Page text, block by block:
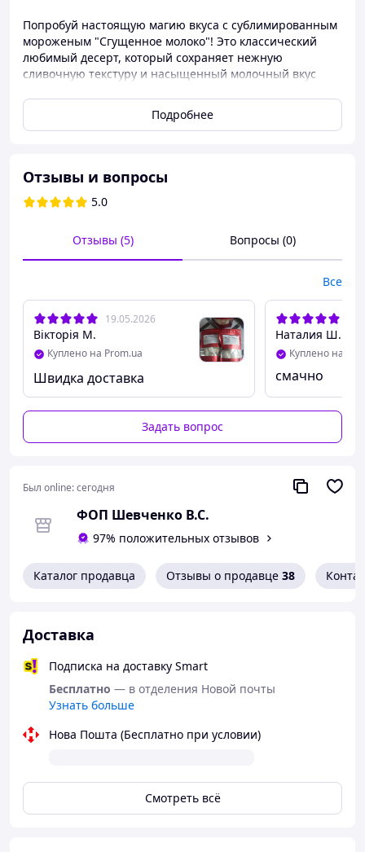
Попробуй настоящую магию вкуса с сублимированным
мороженым "Сгущенное молоко"! Это классический
любимый десерт, который сохраняет нежную
сливочную текстуру и насыщенный молочный вкус
хрустящее — оно тает во рту, превращаясь в знакомый
пломбир, не нуждающийся в холодильнике.
опыта. Наслаждайтесь настоящим вкусом мороженого
где угодно!
Подробнее
Отзывы и вопросы
5.0
Отзывы (5) Вопросы (0)
Все
19.05.2026
Вікторія М.
Куплено на Prom.ua
Швидка доставка
Наталия Ш.
Куплено на
смачно
Задать вопрос
Был online:сегодня
ФОП Шевченко В.С.
97% положительных отзывов
Каталог продавца Отзывы о продавце 38
Доставка
Подписка на доставку Smart
Бесплатно — в отделения Новой почты
Узнать больше
Нова Пошта (Бесплатно при условии)
Смотреть всё